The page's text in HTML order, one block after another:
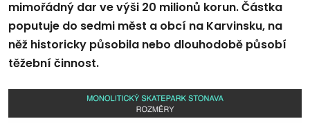
mimořádný dar ve výši 20 milionů korun. Částka
poputuje do sedmi měst a obcí na Karvinsku, na
něž historicky působila nebo dlouhodobě působí
těžební činnost.